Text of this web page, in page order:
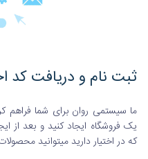
ثبت نام و دریافت
ما سیستمی روان برای شما فراهم
یک فروشگاه ایجاد کنید و بعد از
که در اختیار دارید میتوانید